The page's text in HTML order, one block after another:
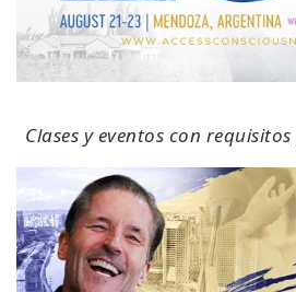
Clases y eventos con